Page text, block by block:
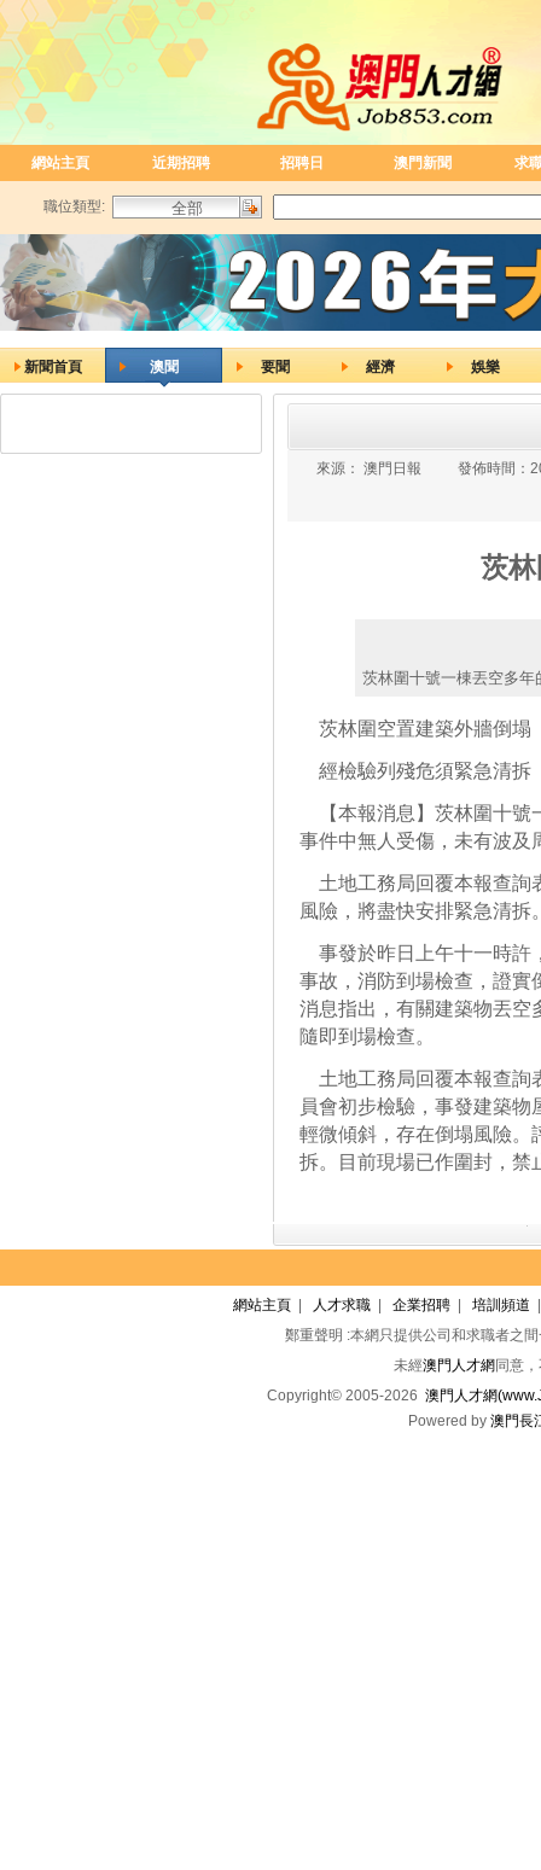
網站主頁 近期招聘 招聘日 澳門新聞 求
職位類型:
新聞首頁 澳聞 要聞 經濟 娛樂
來源： 澳門日報 發佈時間：
茨
茨林圍十號一棟丟空多
茨林圍空置建築外牆倒塌
經檢驗列殘危須緊急清拆
【本報消息】茨林圍十號
事件中無人受傷，未有波及
土地工務局回覆本報查詢
風險，將盡快安排緊急清拆
事發於昨日上午十一時許
事故，消防到場檢查，證實
消息指出，有關建築物丟空
隨即到場檢查。
土地工務局回覆本報查詢
員會初步檢驗，事發建築
輕微傾斜，存在倒塌風險。
拆。目前現場已作圍封，禁
網站主頁 人才求職 企業招聘 培訓頻道
鄭重聲明 :本網只提供公司和求職者之
未經澳門人才網 同意
Copyright© 2005-2026 澳門人才網
Powered by 澳門長